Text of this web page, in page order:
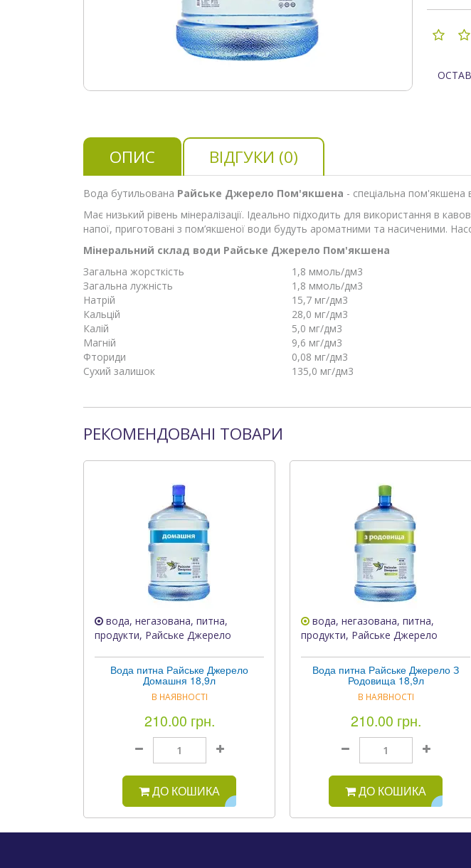
ОПИС ВІДГУКИ (0)
Вода бутильована Райське Джерело Пом'якшена - спеціальна пом'якшена
Має низький рівень мінералізації. Ідеально підходить для використання в
напої, приготовані з пом’якшеної води будуть ароматними та насиченими.
Мінеральний склад води Райське Джерело Пом'якшена
Загальна жорсткість
1,8 ммоль/дм3
Загальна лужність
1,8 ммоль/дм3
Натрій
15,7 мг/дм3
Кальцій
28,0 мг/дм3
Калій
5,0 мг/дм3
Магній
9,6 мг/дм3
Фториди
0,08 мг/дм3
Сухий залишок
135,0 мг/дм3
РЕКОМЕНДОВАНІ ТОВАРИ
вода, негазована, питна,
продукти, Райське Джерело
Вода питна Райське Джерело
Домашня 18,9л
В НАЯВНОСТІ
210.00 грн.
ДО КОШИКА
вода, негазована, питна,
продукти, Райське Джерело
Вода питна Райське Джерело З
Родовища 18,9л
В НАЯВНОСТІ
210.00 грн.
ДО КОШИКА